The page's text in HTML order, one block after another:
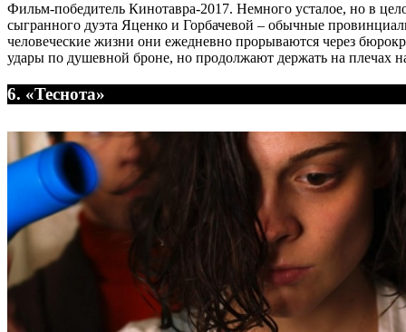
Фильм-победитель Кинотавра-2017. Немного усталое, но в
сыгранного дуэта Яценко и Горбачевой – обычные
человеческие жизни они ежедневно прорываются через
удары по душевной броне, но продолжают держать на плечах
6. «Теснота»